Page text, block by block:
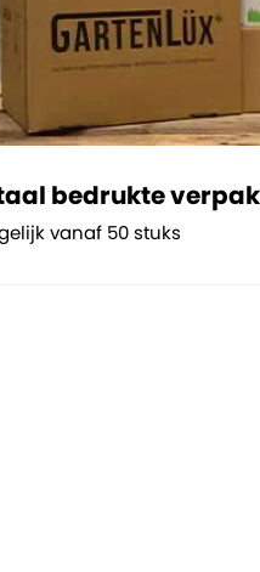
bedrukte
vanaf 50 stuks